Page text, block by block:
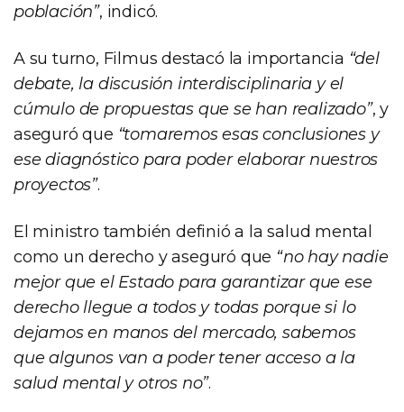
población”, indicó.
A su turno, Filmus destacó la importancia “del
debate, la discusión interdisciplinaria y el
cúmulo de propuestas que se han realizado”, y
aseguró que “tomaremos esas conclusiones y
ese diagnóstico para poder elaborar nuestros
proyectos”.
El ministro también definió a la salud mental
como un derecho y aseguró que “no hay nadie
mejor que el Estado para garantizar que ese
derecho llegue a todos y todas porque si lo
dejamos en manos del mercado, sabemos
que algunos van a poder tener acceso a la
salud mental y otros no”.